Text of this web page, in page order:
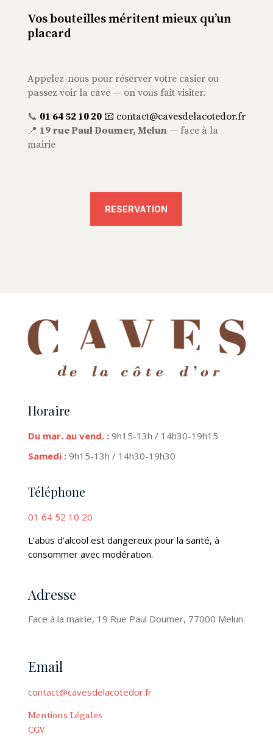
Vos bouteilles méritent mieux qu’un
placard
Appelez-nous pour réserver votre casier ou
passez voir la cave — on vous fait visiter.
📞 01 64 52 10 20📧 contact@cavesdelacotedor.fr
📍 19 rue Paul Doumer, Melun— face à la
mairie
RESERVATION
Horaire
Du mar. au vend. : 9h15-13h / 14h30-19h15
Samedi : 9h15-13h / 14h30-19h30
Téléphone
01 64 52 10 20
L’abus d’alcool est dangereux pour la santé, à
consommer avec modération.
Adresse
Face à la mairie, 19 Rue Paul Doumer, 77000 Melun
Email
contact@cavesdelacotedor.fr
Mentions Légales
CGV